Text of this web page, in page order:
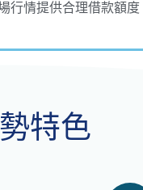
行情提供合理借款額度
特色